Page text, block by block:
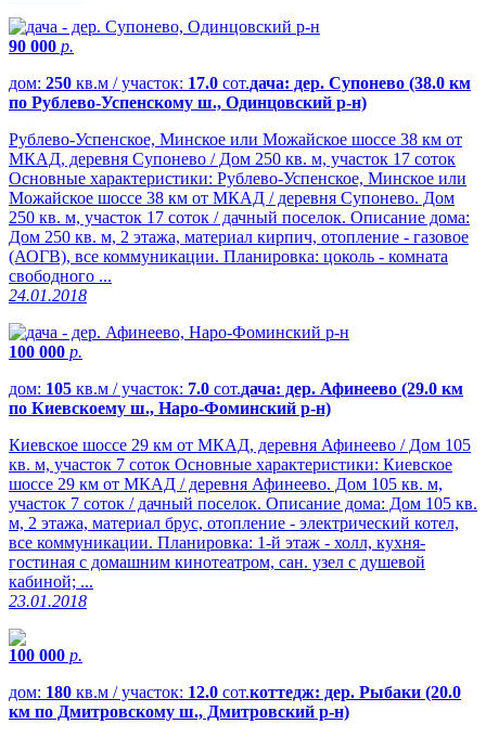
90 000 р.
дом: 250 кв.м / участок: 17.0 сот.дача: дер. Супонево (38.0 км
по Рублево-Успенскому ш., Одинцовский р-н)
Рублево-Успенское, Минское или Можайское шоссе 38 км от
МКАД, деревня Супонево / Дом 250 кв. м, участок 17 соток
Основные характеристики: Рублево-Успенское, Минское или
Можайское шоссе 38 км от МКАД / деревня Супонево. Дом
250 кв. м, участок 17 соток / дачный поселок. Описание дома:
Дом 250 кв. м, 2 этажа, материал кирпич, отопление - газовое
(АОГВ), все коммуникации. Планировка: цоколь - комната
свободного ...
24.01.2018
100 000 р.
дом: 105 кв.м / участок: 7.0 сот.дача: дер. Афинеево (29.0 км
по Киевскоему ш., Наро-Фоминский р-н)
Киевское шоссе 29 км от МКАД, деревня Афинеево / Дом 105
кв. м, участок 7 соток Основные характеристики: Киевское
шоссе 29 км от МКАД / деревня Афинеево. Дом 105 кв. м,
участок 7 соток / дачный поселок. Описание дома: Дом 105 кв.
м, 2 этажа, материал брус, отопление - электрический котел,
все коммуникации. Планировка: 1-й этаж - холл, кухня-
гостиная с домашним кинотеатром, сан. узел с душевой
кабиной; ...
23.01.2018
100 000 р.
дом: 180 кв.м / участок: 12.0 сот.коттедж: дер. Рыбаки (20.0
км по Дмитровскому ш., Дмитровский р-н)